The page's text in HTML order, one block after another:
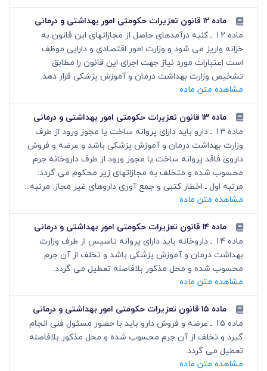
ماده ۱۲ قانون تعزیرات حکومتی امور بهداشتی و درمانی
ماده 12 ـ کلیه درآمدهای حاصل از مجازاتهای این قانون به
خزانه واریز می شود و وزارت امور اقتصادی و دارایی موظف
است اعتبارات مورد نیاز جهت اجرای این قانون را مطابق
تشخیص وزارت بهداشت درمان و آموزش پزشکی قرار دهد.
مشاهده متن ماده
ماده ۱۳ قانون تعزیرات حکومتی امور بهداشتی و درمانی
ماده 13 ـ دارو باید دارای پروانه ساخت یا مجوز ورود از طرف
وزارت بهداشت درمان و آموزش پزشکی باشد و عرضه و فروش
داروی فاقد پروانه ساخت یا مجوز ورود از طرف داروخانه جرم
محسوب شده و متخلف به مجازاتهای زیر محکوم می گردد:
مرتبه اول ـ اخطار کتبی و جمع آوری داروهای غیر مجاز. مرتبه...
مشاهده متن ماده
ماده ۱۴ قانون تعزیرات حکومتی امور بهداشتی و درمانی
ماده 14 ـ داروخانه باید دارای پروانه تاسیس از طرف وزارت
بهداشت درمان و آموزش پزشکی باشد و تخلف از آن جرم
محسوب شده و محل مذکور بلافاصله تعطیل می گردد.
مشاهده متن ماده
ماده ۱۵ قانون تعزیرات حکومتی امور بهداشتی و درمانی
ماده 15 ـ عرضه و فروش دارو باید با حضور مسئول فنی انجام
گیرد و تخلف از آن جرم محسوب شده و محل مذکور بلافاصله
تعطیل می گردد.
مشاهده متن ماده